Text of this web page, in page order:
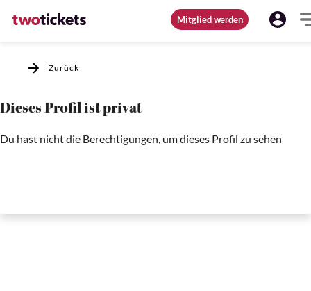
Mitglied werden
Zurück
Dieses Profil ist privat
Du hast nicht die Berechtigungen, um dieses Profil zu sehen